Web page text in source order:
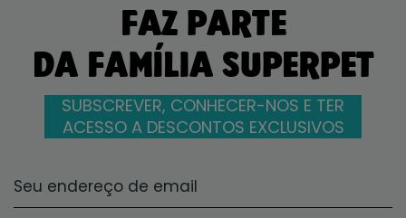
FAZ PARTE
DA FAMÍLIA SUPERPET
SUBSCREVER, CONHECER-NOS E TER
ACESSO A DESCONTOS EXCLUSIVOS